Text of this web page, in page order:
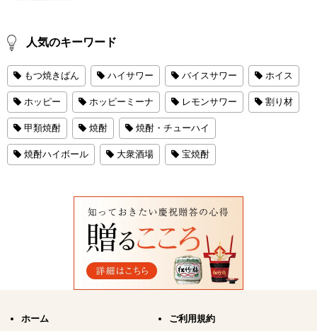
人気のキーワード
もつ焼きばん ハイサワー バイスサワー ホイス
ホッピー ホッピーミーナ レモンサワー 割り材
甲類焼酎 焼酎 焼酎・チューハイ
焼酎ハイボール 大衆酒場 宝焼酎
ホーム ご利用規約